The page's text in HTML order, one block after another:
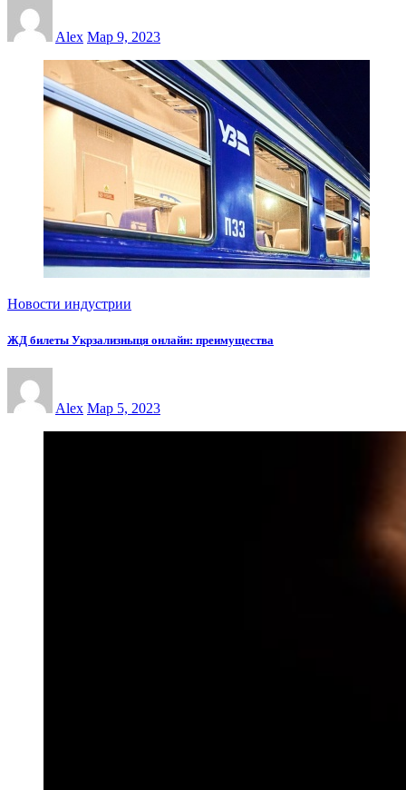
Alex Мар 9, 2023
Новости индустрии
ЖД билеты Укрзализныця онлайн: преимущества
Alex Мар 5, 2023